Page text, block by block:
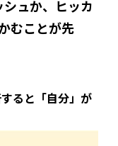
ュか、ヒッカ
むことが先
ると「自分」が